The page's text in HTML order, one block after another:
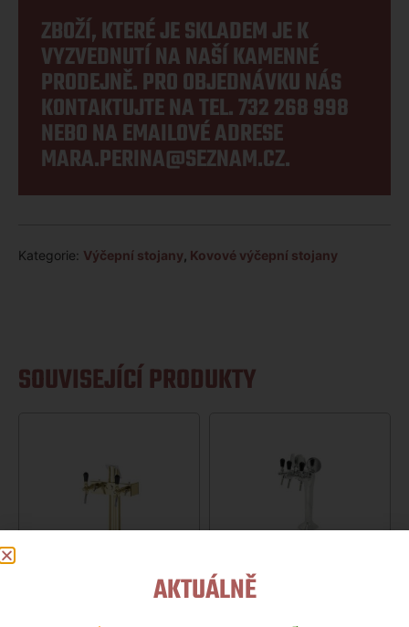
ZBOŽÍ, KTERÉ JE SKLADEM JE K
VYZVEDNUTÍ NA NAŠÍ KAMENNÉ
PRODEJNĚ. PRO OBJEDNÁVKU NÁS
KONTAKTUJTE NA TEL.732 268 998
NEBO NA EMAILOVÉ ADRESE
MARA.PERINA@SEZNAM.CZ.
Kategorie: Výčepní stojany Kovové výčepní stojany
SOUVISEJÍCÍ PRODUKTY
STOJAN KOVOVÝ
3XKOH.CHROM
AKTUÁLNĚ